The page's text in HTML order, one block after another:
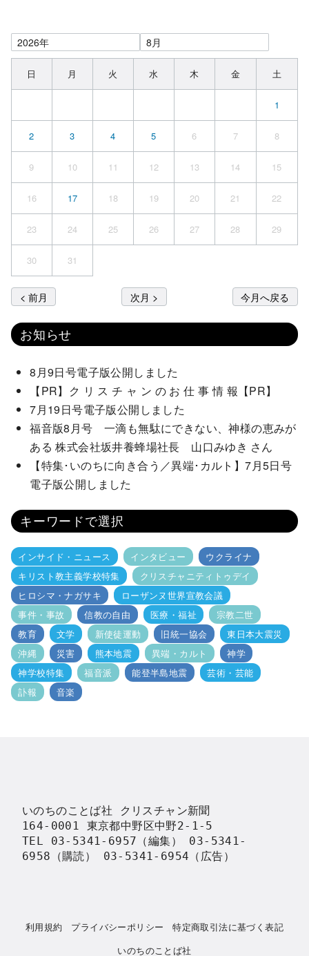
日 月 火 水 木 金 土
1
2 3 4 5 6 7 8
9 10 11 12 13 14 15
16 17 18 19 20 21 22
23 24 25 26 27 28 29
30 31
< 前月 次月 > 今月へ戻る
お知らせ
8月9日号電子版公開しました
【PR】ク リ ス チ ャ ン の お 仕 事 情 報【PR】
7月19日号電子版公開しました
福音版8月号 一滴も無駄にできない、神様の恵みが
ある 株式会社坂井養蜂場社長 山口みゆき さん
【特集･いのちに向き合う／異端･カルト】7月5日号
電子版公開しました
キーワードで選択
インサイド・ニュース インタビュー
ウクライナ
キリスト教主義学校特集
クリスチャニティトゥデイ
ヒロシマ・ナガサキ
ローザンヌ世界宣教会議
事件・事故
信教の自由 医療・福祉
宗教二世
教育
文学 新使徒運動 旧統一協会
東日本大震災
沖縄
災害 熊本地震 異端・カルト
神学
神学校特集
福音派 能登半島地震
芸術・芸能
訃報
音楽
いのちのことば社 クリスチャン新聞
164-0001 東京都中野区中野2-1-5
TEL 03-5341-6957（編集） 03-5341-
6958（購読） 03-5341-6954（広告）
利用規約 プライバシーポリシー
特定商取引法に基づく表記
いのちのことば社